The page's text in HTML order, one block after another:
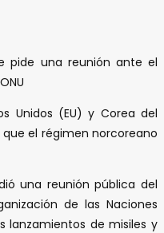
pide una reunión ante el
Unidos (EU) y Corea del
el régimen norcoreano
una reunión pública del
de las Naciones
lanzamientos de misiles y